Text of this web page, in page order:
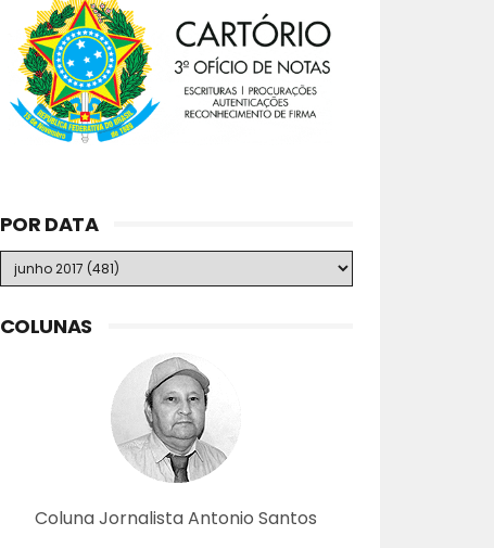
POR DATA
COLUNAS
Coluna Jornalista Antonio Santos